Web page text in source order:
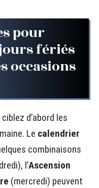
pour
fériés
occasions
d’abord les
Le calendrier
combinaisons
l’Ascension
(mercredi) peuvent